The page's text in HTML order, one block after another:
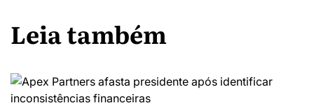
Leia também